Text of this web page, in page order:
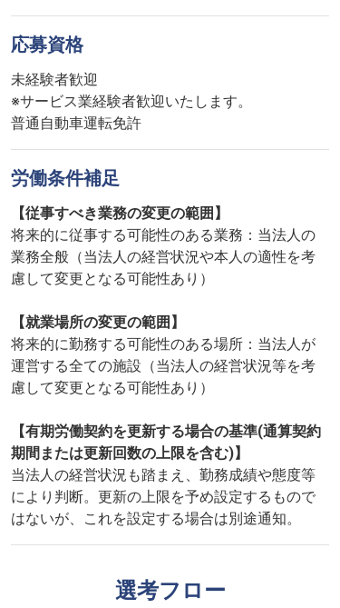
応募資格
未経験者歓迎
※サービス業経験者歓迎いたします。
普通自動車運転免許
労働条件補足
【従事すべき業務の変更の範囲】
将来的に従事する可能性のある業務：当法人の
業務全般（当法人の経営状況や本人の適性を考
慮して変更となる可能性あり）
【就業場所の変更の範囲】
将来的に勤務する可能性のある場所：当法人が
運営する全ての施設（当法人の経営状況等を考
慮して変更となる可能性あり）
【有期労働契約を更新する場合の基準(通算契約
期間または更新回数の上限を含む)】
当法人の経営状況も踏まえ、勤務成績や態度等
により判断。更新の上限を予め設定するもので
はないが、これを設定する場合は別途通知。
選考フロー